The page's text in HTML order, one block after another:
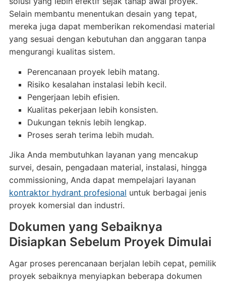
Selain membantu menentukan desain yang tepat,
mereka juga dapat memberikan rekomendasi material
yang sesuai dengan kebutuhan dan anggaran tanpa
mengurangi kualitas sistem.
Perencanaan proyek lebih matang.
Risiko kesalahan instalasi lebih kecil.
Pengerjaan lebih efisien.
Kualitas pekerjaan lebih konsisten.
Dukungan teknis lebih lengkap.
Proses serah terima lebih mudah.
Jika Anda membutuhkan layanan yang mencakup
survei, desain, pengadaan material, instalasi, hingga
commissioning, Anda dapat mempelajari layanan
kontraktor hydrant profesional untuk berbagai jenis
proyek komersial dan industri.
Dokumen yang Sebaiknya
Disiapkan Sebelum Proyek Dimulai
Agar proses perencanaan berjalan lebih cepat, pemilik
proyek sebaiknya menyiapkan beberapa dokumen